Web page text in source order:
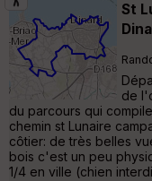
St
de
du parcours qui
chemin st Lunaire
côtier: de très belles
bois c'est un peu
1/4 en ville (chien